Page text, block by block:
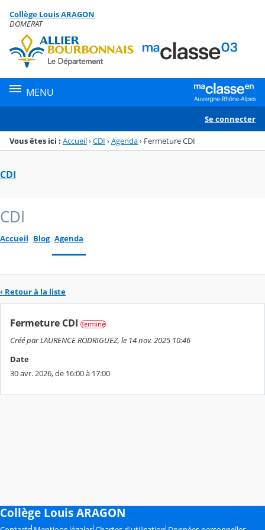
Menu de la rubrique
Contenu
Collège Louis ARAGON
DOMERAT
MENU
Se connecter
Vous êtes ici : Accueil›CDI ›Agenda› Fermeture CDI
CDI
CDI
Accueil Blog Agenda
‹ Retour à la liste
Fermeture CDI Terminé
Créé par LAURENCE RODRIGUEZ, le 14 nov. 2025 10:46
Date
30 avr. 2026, de 16:00 à 17:00
Collège Louis ARAGON